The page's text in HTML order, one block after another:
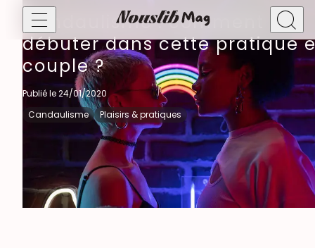
Diversiteit, cultuur & samenleving
Feminisme
Genot & praktijken
BDSM
Candaulisme
Fantasie
Voorspel
Libertinage
Verkenning
Candaulisme : comment
débuter dans cette pratique
couple ?
Publié le 24/01/2020
Candaulisme
Plaisirs & pratiques